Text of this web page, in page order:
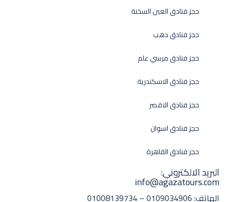
حجز فتادق العين السخنة
حجز فنادق دهب
حجز فنادق مرسي علم
حجز فنادق الاسكندرية
حجز فنادق الاقصر
حجز فنادق اسوان
حجز فنادق القاهرة
البريد الالكتروني:
info@agazatours.com
الهاتف:0109034906 – 01008139734